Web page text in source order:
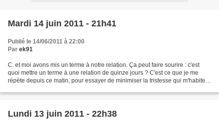
Mardi 14 juin 2011 - 21h41
Publié le 14/06/2011 à 22:00
Par ek91
C. et moi avons mis un terme à notre relation. Ça peut faire sourire : c'est
quoi mettre un terme à une relation de quinze jours ? C'est ce que je me
répète depuis ce matin, pour essayer de minimiser la tristesse qui m'habite.
Lundi 13 juin 2011 - 22h38